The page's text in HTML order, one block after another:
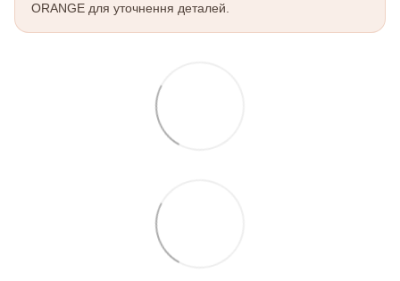
ORANGE для уточнення деталей.